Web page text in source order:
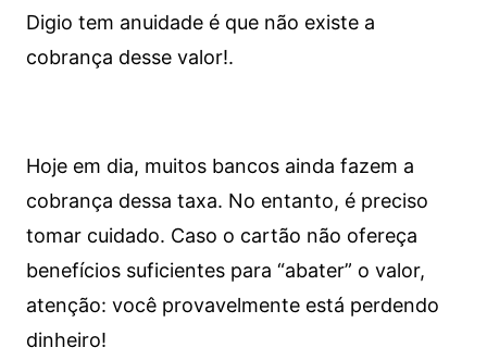
Digio tem anuidade é que não existe a
cobrança desse valor!.
Hoje em dia, muitos bancos ainda fazem a
cobrança dessa taxa. No entanto, é preciso
tomar cuidado. Caso o cartão não ofereça
benefícios suficientes para “abater” o valor,
atenção: você provavelmente está perdendo
dinheiro!